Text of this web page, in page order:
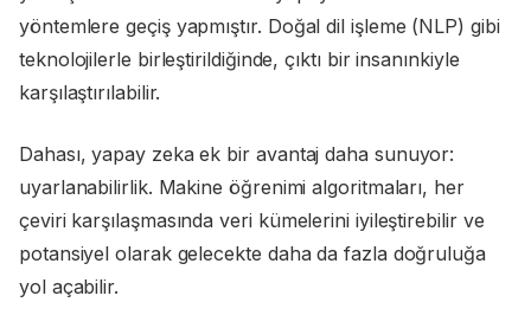
yöntemlere geçiş yapmıştır. Doğal dil işleme (NLP) gibi
teknolojilerle birleştirildiğinde, çıktı bir insanınkiyle
karşılaştırılabilir.
Dahası, yapay zeka ek bir avantaj daha sunuyor:
uyarlanabilirlik. Makine öğrenimi algoritmaları, her
çeviri karşılaşmasında veri kümelerini iyileştirebilir ve
potansiyel olarak gelecekte daha da fazla doğruluğa
yol açabilir.